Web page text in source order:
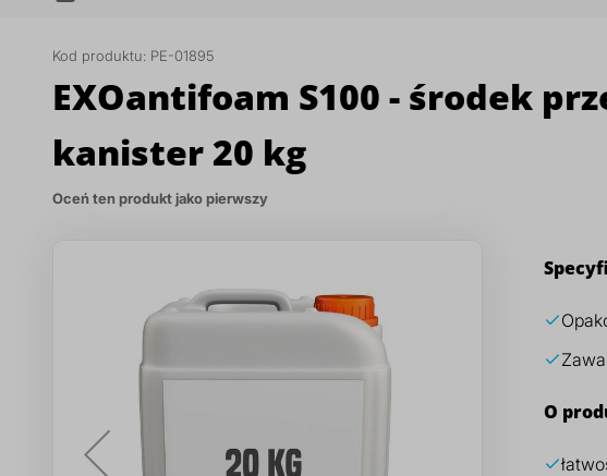
EXOantifoam S100 - środek
kanister 20 kg
Kod produktu: PE-01895
Oceń ten produkt jako pierwszy
O